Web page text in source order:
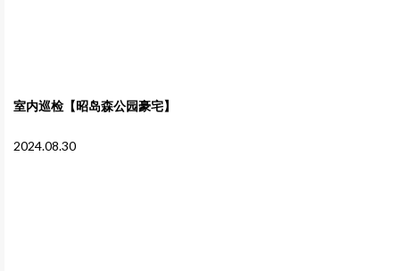
室内巡检【昭岛森公园豪宅】
2024.08.30